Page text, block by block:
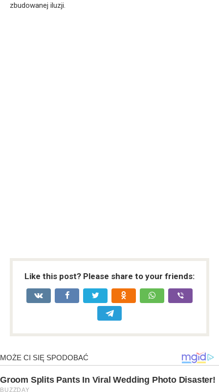
zbudowanej iluzji.
Like this post? Please share to your friends: